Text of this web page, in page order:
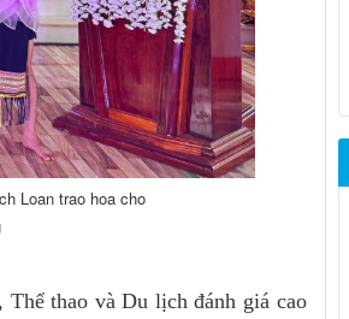
Loan trao hoa cho
thao và Du lịch đánh giá cao